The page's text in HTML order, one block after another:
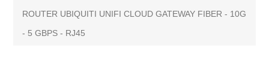
ROUTER UBIQUITI UNIFI CLOUD GATEWAY FIBER - 10G
- 5 GBPS - RJ45